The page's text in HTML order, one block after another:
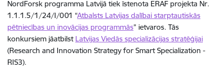
NordForsk programma Latvijā tiek īstenota ERAF projekta Nr.
1.1.1.5/1/24/I/001 “Atbalsts Latvijas dalībai starptautiskās
pētniecības un inovācijas programmās” ietvaros. Tās
konkursiem jāatbilst Latvijas Viedās specializācijas stratēģijai
(Research and Innovation Strategy for Smart Specialization -
RIS3).